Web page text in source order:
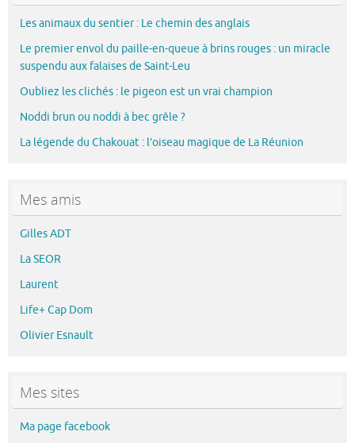
Les animaux du sentier : Le chemin des anglais
Le premier envol du paille-en-queue à brins rouges : un miracle
suspendu aux falaises de Saint-Leu
Oubliez les clichés : le pigeon est un vrai champion
Noddi brun ou noddi à bec grêle ?
La légende du Chakouat : l’oiseau magique de La Réunion
Mes amis
Gilles ADT
La SEOR
Laurent
Life+ Cap Dom
Olivier Esnault
Mes sites
Ma page facebook